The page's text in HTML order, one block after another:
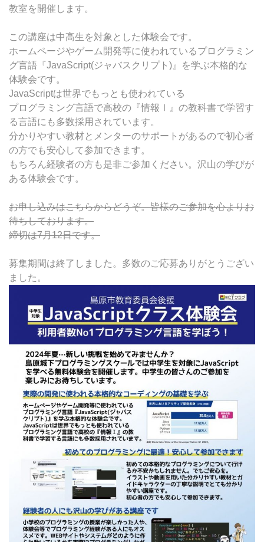
ビジネスクラス
教室を開催します。
この講座は中高生を対象とした体験会です。
ホームページやゲーム開発等に使われているプログラミン
グ言語『JavaScript(ジャバスクリプト)』を学ぶ本格的な
体験会です。
JavaScriptは世界でもっとも使われている
プログラミング言語で高校の『情報Ⅰ』の教科書で学習す
る言語にも多数採用されています。
分かりやすい教材とメンターのサポートがあるので初心者
の方でも安心して参加できます。
もちろん経験者の方も是非ご参加ください。沢山の学びが
ある体験会です。
お申し込みはこちらからどうぞ。皆様のご参加を心よりお
待ちしております。
締切は7月12日です。
募集期間は終了しました。多数のご応募ありがとうござい
ました。